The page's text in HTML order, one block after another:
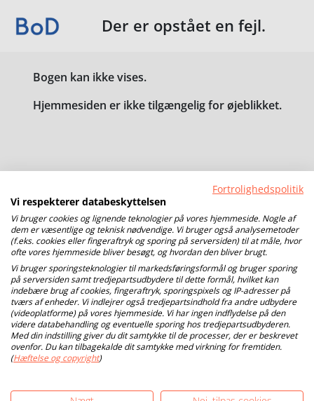
Der er opstået en fejl.
Bogen kan ikke vises.
Hjemmesiden er ikke tilgængelig for øjeblikket.
Fortrolighedspolitik
Vi respekterer databeskyttelsen
Vi bruger cookies og lignende teknologier på vores hjemmeside. Nogle af
dem er væsentlige og teknisk nødvendige. Vi bruger også analysemetoder
(f.eks. cookies eller fingeraftryk og sporing på serversiden) til at måle, hvor
ofte vores hjemmeside bliver besøgt, og hvordan den bliver brugt.
Vi bruger sporingsteknologier til markedsføringsformål og bruger sporing
på serversiden samt tredjepartsudbydere til dette formål, hvilket kan
indebære brug af cookies, fingeraftryk, sporingspixels og IP-adresser på
tværs af enheder. Vi indlejrer også tredjepartsindhold fra andre udbydere
(videoplatforme) på vores hjemmeside. Vi har ingen indflydelse på den
videre databehandling og eventuelle sporing hos tredjepartsudbyderen.
Med din indstilling giver du dit samtykke til de processer, der er beskrevet
ovenfor. Du kan tilbagekalde dit samtykke med virkning for fremtiden.
(Hæftelse og copyright)